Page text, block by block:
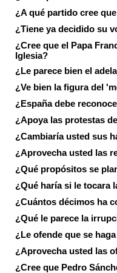
¿A qué partido cree
¿Tiene ya decidido su
¿Cree que el Papa
Iglesia?
¿Le parece bien el
¿Ve bien la figura del
¿España debe
¿Apoya las protestas
¿Cambiaría usted sus
¿Aprovecha usted las
¿Qué propósitos se
¿Qué haría si le tocara
¿Cuántos décimos ha
¿Qué le parece la
¿Le ofende que se
¿Aprovecha usted las
¿Cree que Pedro